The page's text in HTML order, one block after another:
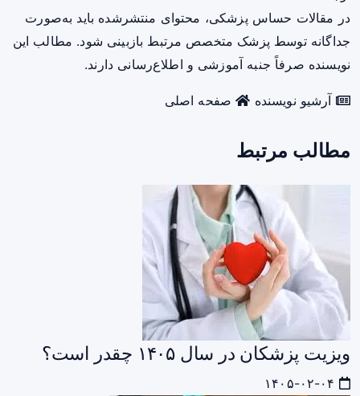
در مقالات حساس پزشکی، محتوای منتشرشده باید به‌صورت
جداگانه توسط پزشک متخصص مرتبط بازبینی شود. مطالب این
نویسنده صرفاً جنبه آموزشی و اطلاع‌رسانی دارند.
آرشیو نویسنده صفحه اصلی
مطالب مرتبط
ویزیت پزشکان در سال ۱۴۰۵ چقدر است؟